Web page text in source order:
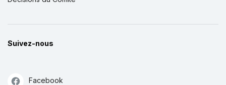
Suivez-nous
Facebook